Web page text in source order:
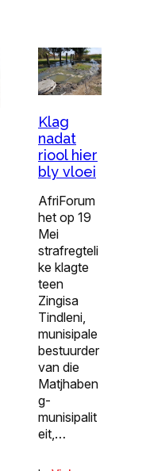
Klag
nadat
riool hier
bly vloei
AfriForum
het op 19
Mei
strafregteli
ke klagte
teen
Zingisa
Tindleni,
munisipale
bestuurder
van die
Matjhaben
g-
munisipalit
eit,…